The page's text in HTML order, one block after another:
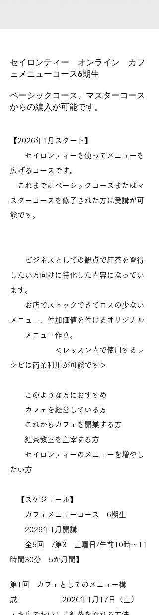
​セイロンティー オンライン カフ
ェメニューコース6期生
​ベーシックコース、マスターコース
からの編入が可能です。
【 2026年1月スタート】
セイロンティーを使ってメニューを
広げるコースです。
これまでにベーシックコースまたはマ
スターコースを修了された方は受講が可
能です。
ビジネスとしての観点で紅茶を習得
したい方向けに特化した内容になってい
ます。
​ お店でストックできてロスの少ない
メニュー、付加価値を付けるオリジナル
メニュー作り。
＜レッスン内で使用するレ
シピは商業利用が可能です＞
このような方におすすめ
カフェを経営している方
これからカフェを開業する方
​ 紅茶教室を主宰する方
セイロンティーのメニューを増やし
たい方
【スケジュール】
カフェメニューコース 6期生
2026年1月開講
全5回 /第3 土曜日/午前1 0時～11
時間30分 5か月間】
第1回 カフェとしてのメニュー構
成 2026年1月17日（土）